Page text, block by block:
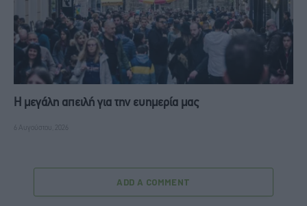
Η μεγάλη απειλή για την ευημερία μας
6 Αυγούστου, 2026
ADD A COMMENT